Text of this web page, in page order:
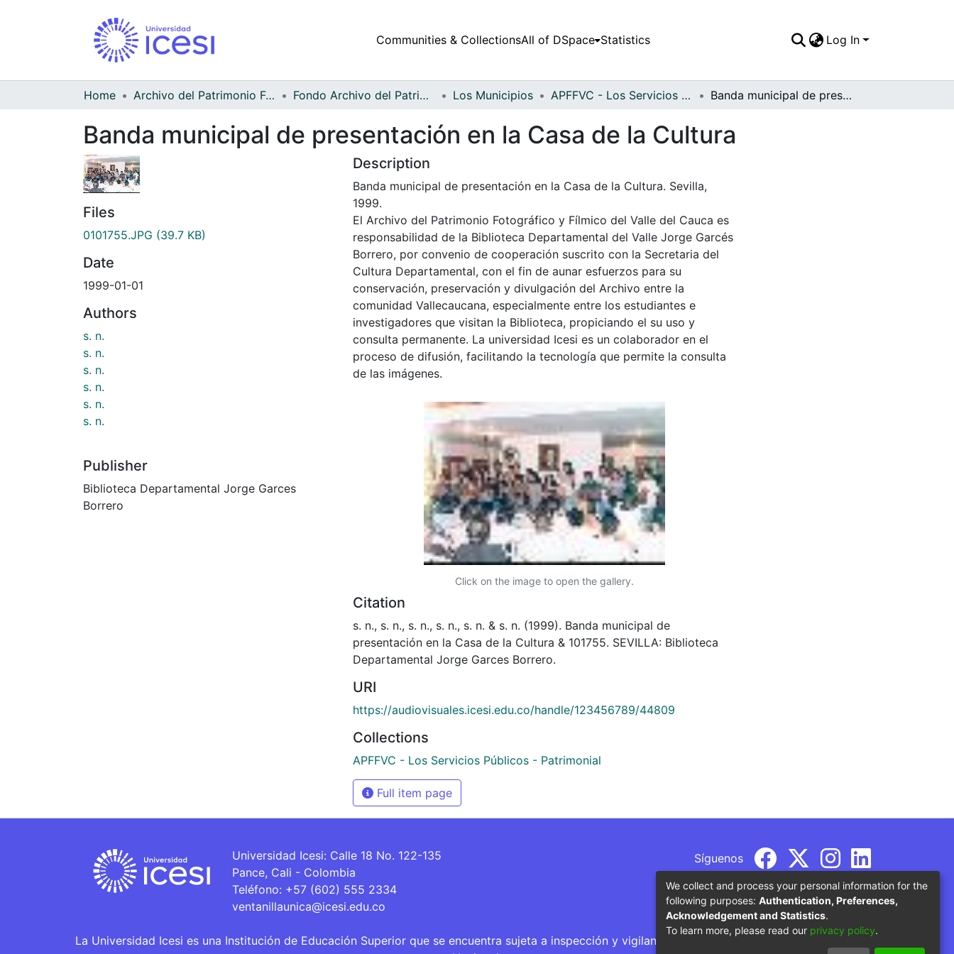
Communities & CollectionsAll of DSpace Statistics Log In
Home Archivo del Patrimonio Fotográfico y Fílmico del Valle del Cauca Fondo Archivo del Patrimonio Fotográfico y Fílmico del Valle del Cauca Los Municipios APFFVC - Los Servicios Públicos - Patrimonial Banda municipal de presentación en la Casa de la Cultura
Banda municipal de presentación en la Casa de la Cultura
Files
0101755.JPG (39.7 KB)
Date
1999-01-01
Authors
s. n.
s. n.
s. n.
s. n.
s. n.
s. n.
Publisher
Biblioteca Departamental Jorge Garces
Borrero
Description
Banda municipal de presentación en la Casa de la Cultura. Sevilla,
1999.
El Archivo del Patrimonio Fotográfico y Fílmico del Valle del Cauca es
responsabilidad de la Biblioteca Departamental del Valle Jorge Garcés
Borrero, por convenio de cooperación suscrito con la Secretaria del
Cultura Departamental, con el fin de aunar esfuerzos para su
conservación, preservación y divulgación del Archivo entre la
comunidad Vallecaucana, especialmente entre los estudiantes e
investigadores que visitan la Biblioteca, propiciando el su uso y
consulta permanente. La universidad Icesi es un colaborador en el
proceso de difusión, facilitando la tecnología que permite la consulta
de las imágenes.
Click on the image to open the gallery.
Citation
s. n., s. n., s. n., s. n., s. n. & s. n. (1999). Banda municipal de
presentación en la Casa de la Cultura & 101755. SEVILLA: Biblioteca
Departamental Jorge Garces Borrero.
URI
https://audiovisuales.icesi.edu.co/handle/123456789/44809
Collections
APFFVC - Los Servicios Públicos - Patrimonial
Full item page
Universidad Icesi: Calle 18 No. 122-135
Pance, Cali - Colombia
Teléfono: +57 (602) 555 2334
ventanillaunica@icesi.edu.co
Síguenos
La Universidad Icesi es una Institución de Educación Superior que se encuentra sujeta a inspección y vigilancia por parte del Ministerio de Educación
We collect and process your personal information for the
following purposes: Authentication, Preferences,
Acknowledgement and Statistics.
To learn more, please read our privacy policy.